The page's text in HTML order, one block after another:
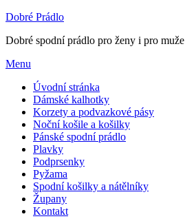
Dobré Prádlo
Dobré spodní prádlo pro ženy i pro muže
Skip
content
Menu
Úvodní stránka
Dámské kalhotky
Korzety a podvazkové pásy
Noční košile a košilky
Pánské spodní prádlo
Plavky
Podprsenky
Pyžama
Spodní košilky a nátělníky
Župany
Kontakt